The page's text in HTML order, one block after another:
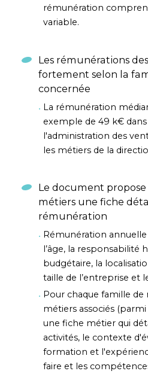
rémunération
variable.
Les rémunérations
fortement selon la
concernée
La rémunération
exemple de 49 k€
l'administration des
les métiers de la
Le document propose
métiers une fiche
rémunération
Rémunération
l’âge, la responsabilité
budgétaire, la
taille de l’entreprise et
Pour chaque famille de
métiers associés
une fiche métier qui
activités, le contexte
formation et
faire et les